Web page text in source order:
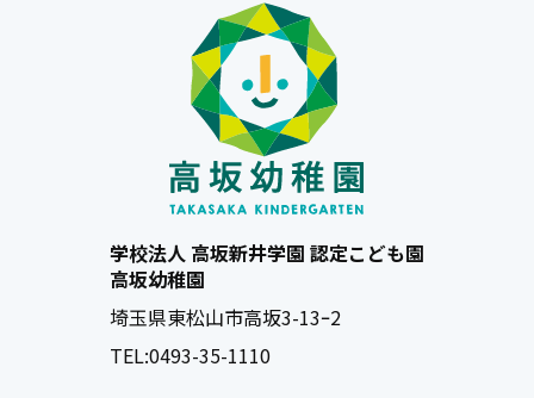
学校法人 高坂新井学園 認定こども園
高坂幼稚園
埼玉県東松山市高坂3-13ｰ2
TEL:0493-35-1110